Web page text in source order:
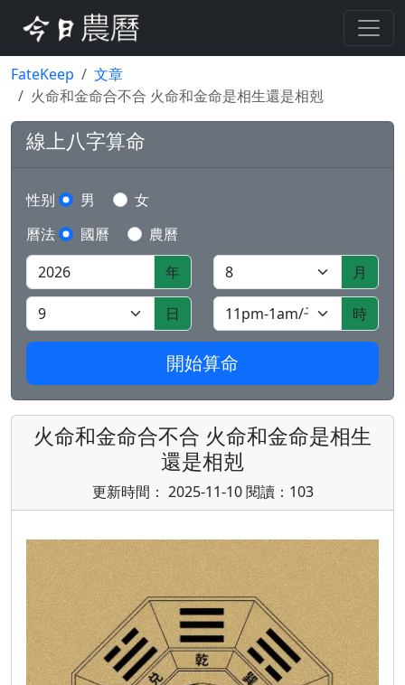
FateKeep
文章
火命和金命合不合 火命和金命是相生還是相剋
線上八字算命
性别 男
女
曆法
國曆
農曆
年
月
日 時
開始算命
火命和金命合不合 火命和金命是相生
還是相剋
更新時間： 2025-11-10 閱讀：103